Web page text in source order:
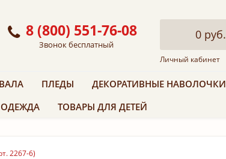
8 (800) 551-76-08
Звонок бесплатный
0 руб.
Личный кабинет
ПЛЕДЫ
ДЕКОРАТИВНЫЕ НАВОЛОЧКИ
ТОВАРЫ ДЛЯ ДЕТЕЙ
2267-6)